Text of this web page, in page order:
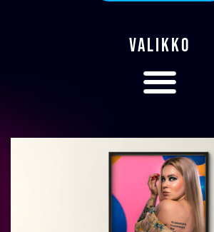
VALIKKO